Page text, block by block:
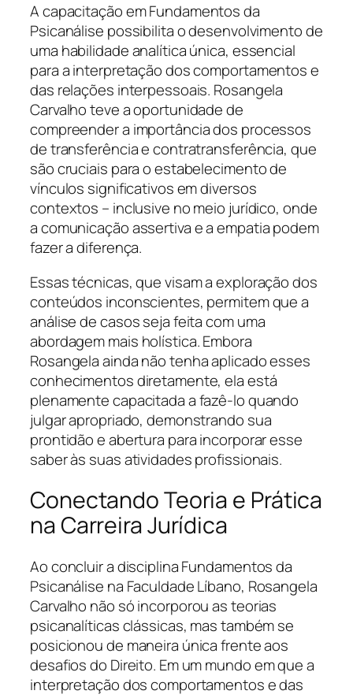
A capacitação em Fundamentos da
Psicanálise possibilita o desenvolvimento de
uma habilidade analítica única, essencial
para a interpretação dos comportamentos e
das relações interpessoais. Rosangela
Carvalho teve a oportunidade de
compreender a importância dos processos
de transferência e contratransferência, que
são cruciais para o estabelecimento de
vínculos significativos em diversos
contextos – inclusive no meio jurídico, onde
a comunicação assertiva e a empatia podem
fazer a diferença.
Essas técnicas, que visam a exploração dos
conteúdos inconscientes, permitem que a
análise de casos seja feita com uma
abordagem mais holística. Embora
Rosangela ainda não tenha aplicado esses
conhecimentos diretamente, ela está
plenamente capacitada a fazê-lo quando
julgar apropriado, demonstrando sua
prontidão e abertura para incorporar esse
saber às suas atividades profissionais.
Conectando Teoria e Prática
na Carreira Jurídica
Ao concluir a disciplina Fundamentos da
Psicanálise na Faculdade Líbano, Rosangela
Carvalho não só incorporou as teorias
psicanalíticas clássicas, mas também se
posicionou de maneira única frente aos
desafios do Direito. Em um mundo em que a
interpretação dos comportamentos e das